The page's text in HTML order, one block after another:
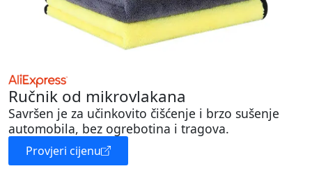
Ručnik od mikrovlakana
Savršen je za učinkovito čišćenje i brzo sušenje
automobila, bez ogrebotina i tragova.
Provjeri cijenu